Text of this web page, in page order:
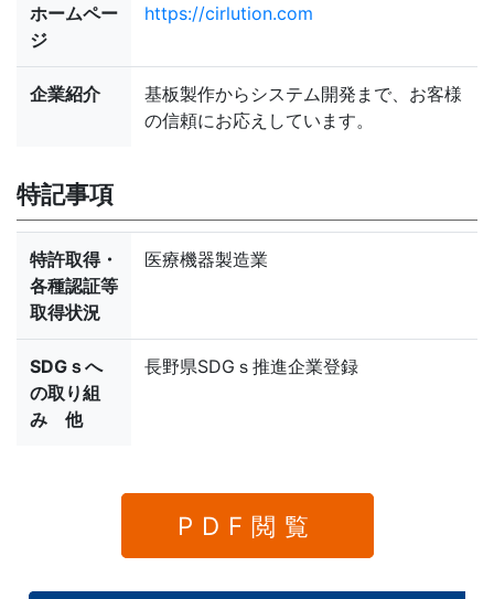
ホームペー
ジ
https://cirlution.com
企業紹介
基板製作からシステム開発まで、お客様
の信頼にお応えしています。
特記事項
特許取得・
各種認証等
取得状況
医療機器製造業
SDGｓへ
の取り組
み 他
長野県SDGｓ推進企業登録
PDF閲覧